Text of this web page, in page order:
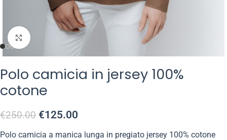
Click to enlarge
Polo camicia in jersey 100%
cotone
€250.00 €125.00
Polo camicia a manica lunga in pregiato jersey 100% cotone